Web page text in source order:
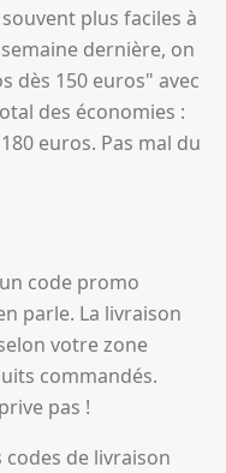
plus faciles à
dernière, on
dès 150 euros" avec
des économies :
euros. Pas mal du
code promo
parle. La livraison
votre zone
commandés.
pas !
de livraison